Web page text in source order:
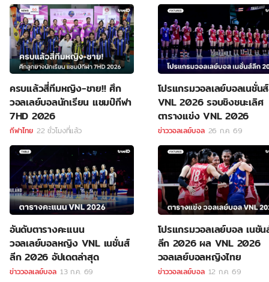
ครบแล้วสี่ทีมหญิง-ชาย!! ศึก
วอลเลย์บอลนักเรียน แชมป์กีฬา
7HD 2026
กีฬาไทย 22 ชั่วโมงที่แล้ว
โปรแกรมวอลเลย์บอลเนชั่น
VNL 2026 รอบชิงชนะเลิศ
ตารางแข่ง VNL 2026
ข่าววอลเลย์บอล 26 ก.ค. 69
อันดับตารางคะแนน
วอลเลย์บอลหญิง VNL เนชั่นส์
ลีก 2026 อัปเดตล่าสุด
ข่าววอลเลย์บอล 13 ก.ค. 69
โปรแกรมวอลเลย์บอล เนชั
ลีก 2026 ผล VNL 2026
วอลเลย์บอลหญิงไทย
ข่าววอลเลย์บอล 12 ก.ค. 69